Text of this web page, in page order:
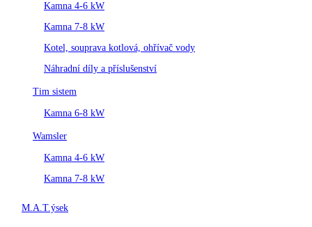
Kamna 4-6 kW
Kamna 7-8 kW
Kotel, souprava kotlová, ohřívač vody
Náhradní díly a příslušenství
Tim sistem
Kamna 6-8 kW
Wamsler
Kamna 4-6 kW
Kamna 7-8 kW
M.A.T.ýsek